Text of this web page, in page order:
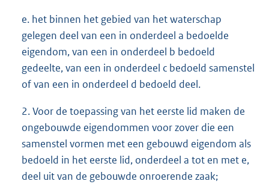
e. het binnen het gebied van het waterschap
gelegen deel van een in onderdeel a bedoelde
eigendom, van een in onderdeel b bedoeld
gedeelte, van een in onderdeel c bedoeld samenstel
of van een in onderdeel d bedoeld deel.
2. Voor de toepassing van het eerste lid maken de
ongebouwde eigendommen voor zover die een
samenstel vormen met een gebouwd eigendom als
bedoeld in het eerste lid, onderdeel a tot en met e,
deel uit van de gebouwde onroerende zaak;